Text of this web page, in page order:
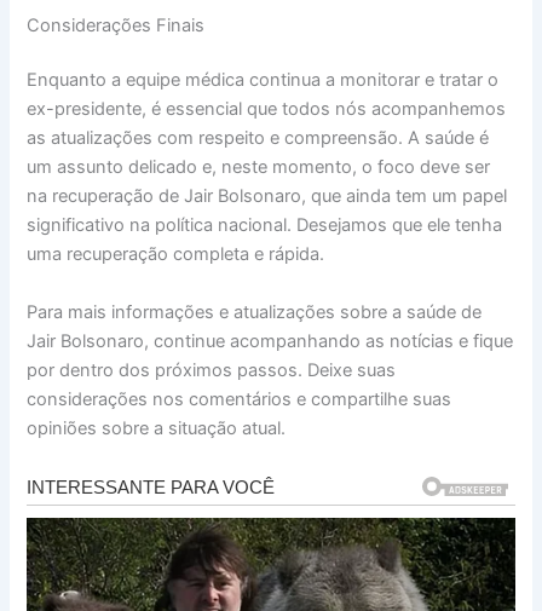
Considerações Finais
Enquanto a equipe médica continua a monitorar e tratar o
ex-presidente, é essencial que todos nós acompanhemos
as atualizações com respeito e compreensão. A saúde é
um assunto delicado e, neste momento, o foco deve ser
na recuperação de Jair Bolsonaro, que ainda tem um papel
significativo na política nacional. Desejamos que ele tenha
uma recuperação completa e rápida.
Para mais informações e atualizações sobre a saúde de
Jair Bolsonaro, continue acompanhando as notícias e fique
por dentro dos próximos passos. Deixe suas
considerações nos comentários e compartilhe suas
opiniões sobre a situação atual.